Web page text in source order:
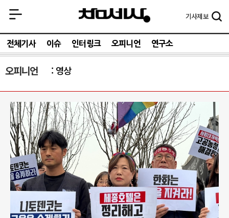
기사제보
전체기사 이슈 인터링크 오피니언 연구소
오피니언 영상